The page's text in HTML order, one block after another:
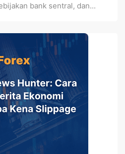
bank sentral, dan...